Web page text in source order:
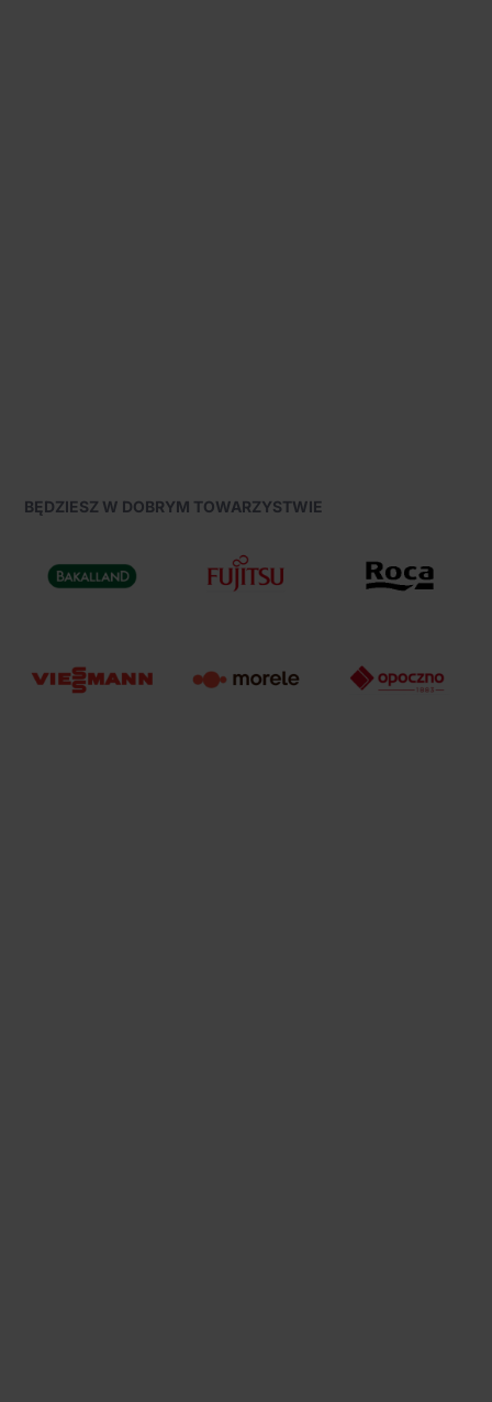
BĘDZIESZ W DOBRYM TOWARZYSTWIE